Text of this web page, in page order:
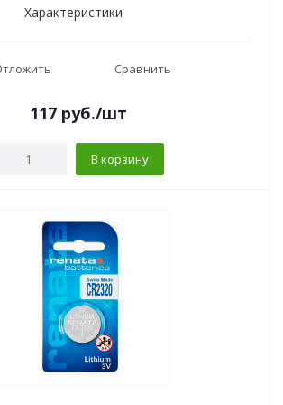
Характеристики
Сравнить
117руб./шт
В корзину